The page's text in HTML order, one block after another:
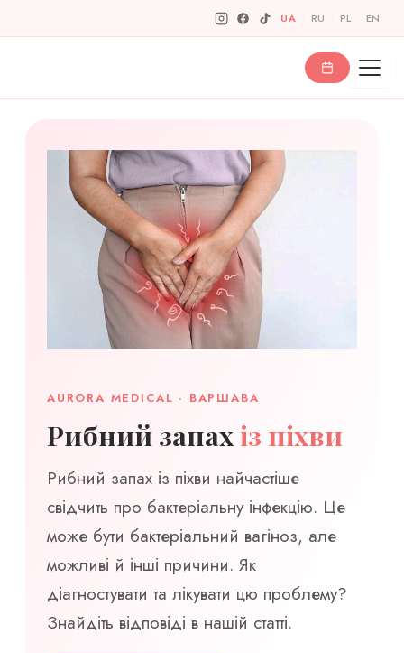
UA · RU · PL · EN
AURORA MEDICAL · ВАРШАВА
Рибний запах із піхви
Рибний запах із піхви найчастіше
свідчить про бактеріальну інфекцію. Це
може бути бактеріальний вагіноз, але
можливі й інші причини. Як
діагностувати та лікувати цю проблему?
Знайдіть відповіді в нашій статті.